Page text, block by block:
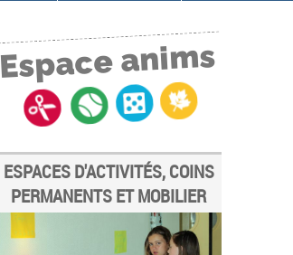
Espace anims
ESPACES D'ACTIVITÉS, COINS
PERMANENTS ET MOBILIER